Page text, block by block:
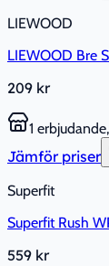
LIEWOOD
LIEWOOD Bre
209 kr
1
Jämför priser
Superfit
Superfit Rush
559 kr